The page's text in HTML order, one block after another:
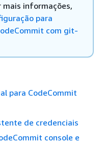
mais informações,
para
com git-
para CodeCommit
de credenciais
console e